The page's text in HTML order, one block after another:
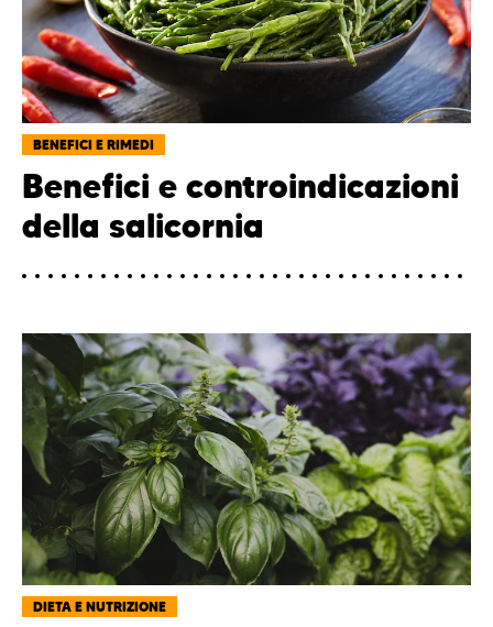
BENEFICI E RIMEDI
Benefici e controindicazioni
della salicornia
DIETA E NUTRIZIONE